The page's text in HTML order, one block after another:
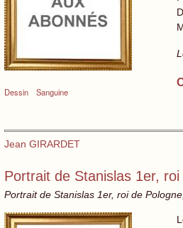
Dessin Sanguine
Jean GIRARDET
Portrait de Stanislas 1er,
Portrait de Stanislas 1er, roi de